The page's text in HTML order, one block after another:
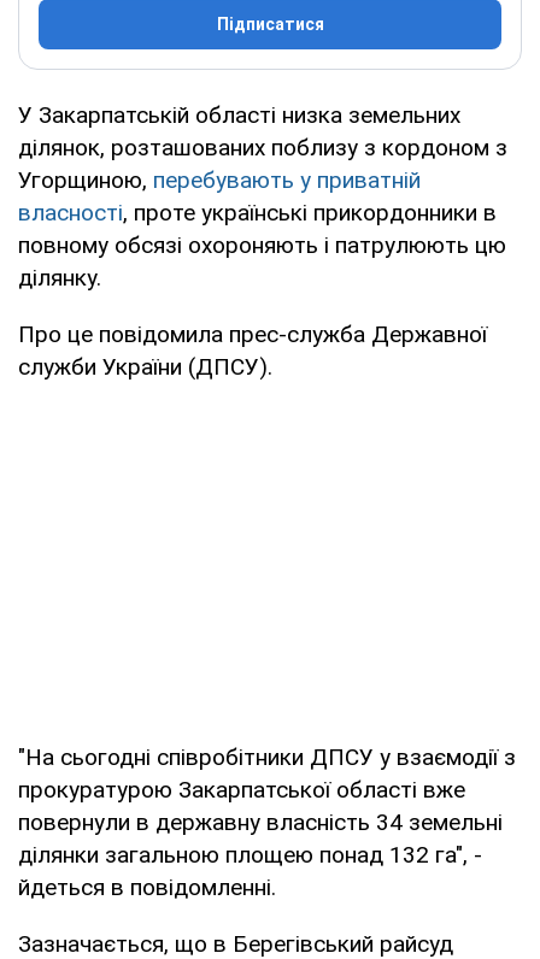
Підписатися
У Закарпатській області низка земельних
ділянок, розташованих поблизу з кордоном з
Угорщиною, перебувають у приватній
власності, проте українські прикордонники в
повному обсязі охороняють і патрулюють цю
ділянку.
Про це повідомила прес-служба Державної
служби України (ДПСУ).
"На сьогодні співробітники ДПСУ у взаємодії з
прокуратурою Закарпатської області вже
повернули в державну власність 34 земельні
ділянки загальною площею понад 132 га", -
йдеться в повідомленні.
Зазначається, що в Берегівський райсуд